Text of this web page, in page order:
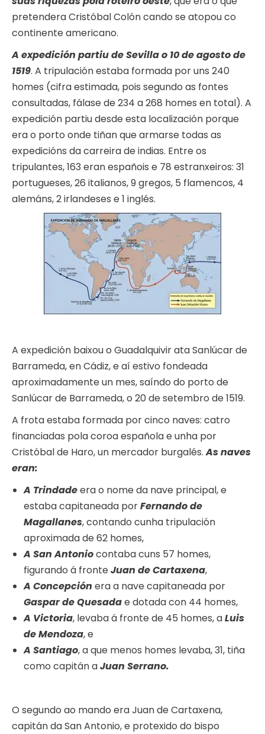
pretendera Cristóbal Colón cando se atopou co
continente americano.
A expedición partiu de Sevilla o 10 de agosto de
1519. A tripulación estaba formada por uns 240
homes (cifra estimada, pois segundo as fontes
consultadas, fálase de 234 a 268 homes en total). A
expedición partiu desde esta localización porque
era o porto onde tiñan que armarse todas as
expedicións da carreira de indias. Entre os
tripulantes, 163 eran españois e 78 estranxeiros: 31
portugueses, 26 italianos, 9 gregos, 5 flamencos, 4
alemáns, 2 irlandeses e 1 inglés.
A expedición baixou o Guadalquivir ata Sanlúcar de
Barrameda, en Cádiz, e aí estivo fondeada
aproximadamente un mes, saíndo do porto de
Sanlúcar de Barrameda, o 20 de setembro de 1519.
A frota estaba formada por cinco naves: catro
financiadas pola coroa española e unha por
Cristóbal de Haro, un mercador burgalés.As naves
eran:
A Trindadeera o nome da nave principal, e
estaba capitaneada porFernando de
Magallanes, contando cunha tripulación
aproximada de 62 homes,
A San Antoniocontaba cuns 57 homes,
figurando á fronteJuan de Cartaxena,
A Concepción era a nave capitaneada por
Gaspar de Quesadae dotada con 44 homes,
A Victoria, levaba á fronte de 45 homes, aLuis
de Mendoza, e
A Santiago, a que menos homes levaba, 31, tiña
como capitán aJuan Serrano.
O segundo ao mando era Juan de Cartaxena,
capitán da San Antonio, e protexido do bispo